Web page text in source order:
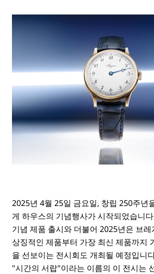
2025년 4월 25일 금요일, 창립 250주년
게 하우스의 기념행사가 시작되었습니
기념 제품 출시와 더불어 2025년은 브
상징적인 제품부터 가장 최신 제품까지
을 선보이는 전시회도 개최될 예정입니
"시간의 서랍"이라는 이름의 이 전시는